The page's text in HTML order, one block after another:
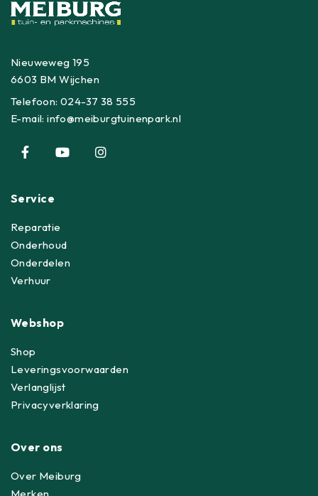
Nieuweweg 195
6603 BM Wijchen
Telefoon:024-37 38 555
E-mail:info@meiburgtuinenpark.nl
Service
Reparatie
Onderhoud
Onderdelen
Verhuur
Webshop
Shop
Leveringsvoorwaarden
Verlanglijst
Privacyverklaring
Over ons
Over Meiburg
Merken